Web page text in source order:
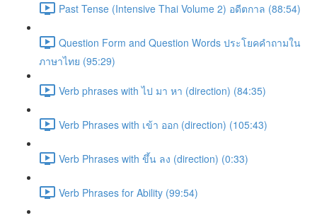
Past Tense (Intensive Thai Volume 2) อดีตกาล (88:54)
Question Form and Question Words ประโยคคำถามใน
ภาษาไทย (95:29)
Verb phrases with ไป มา หา (direction) (84:35)
Verb Phrases with เข้า ออก (direction) (105:43)
Verb Phrases with ขึ้น ลง (direction) (0:33)
Verb Phrases for Ability (99:54)